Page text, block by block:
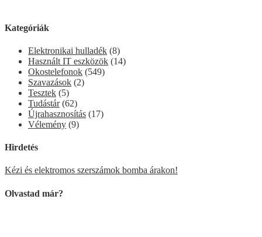
Kategóriák
Elektronikai hulladék (8)
Használt IT eszközök (14)
Okostelefonok (549)
Szavazások (2)
Tesztek (5)
Tudástár(62)
Újrahasznosítás (17)
Vélemény (9)
Hirdetés
Kézi és elektromos szerszámok bomba árakon!
Olvastad már?